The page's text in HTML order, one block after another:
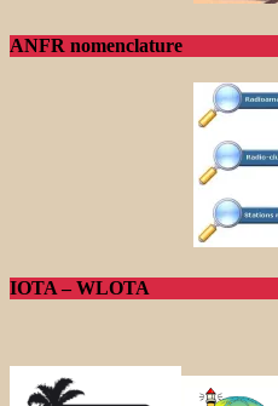
ANFR nomenclature
IOTA – WLOTA